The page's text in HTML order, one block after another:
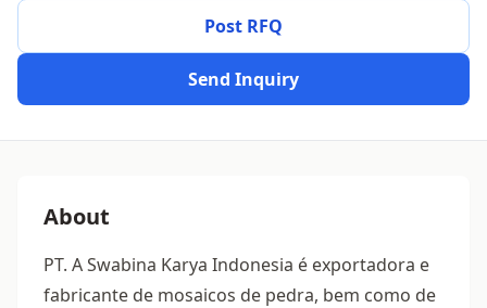
Post RFQ
Send Inquiry
About
PT. A Swabina Karya Indonesia é exportadora e
fabricante de mosaicos de pedra, bem como de